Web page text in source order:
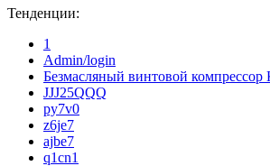
Тенденции:
1
Admin/login
Безмасляный винтовой компрессор
JJJ25QQQ
py7v0
z6je7
ajbe7
q1cn1